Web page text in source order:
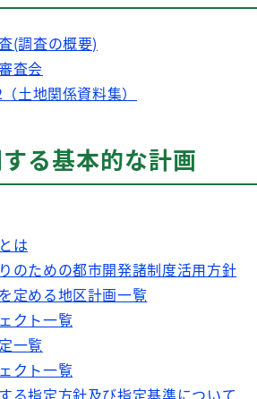
(調査の概要)
査会
土地関係資料集）
る基本的な計画
は
のための都市開発諸制度活用方針
定める地区計画一覧
クト一覧
一覧
クト一覧
る指定方針及び指定基準について